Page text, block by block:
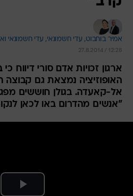
אמיר בוחבוט, עדי חשמונאי, עדי חשמונאי
27.8.2014 / 12:28
ארגון זכויות אדם סורי דיווח כי
האופוזיציה נמצאת גם קבוצה
אל-קאעדה. בגולן חוששים
"אנשים מהדרום באו לכאן